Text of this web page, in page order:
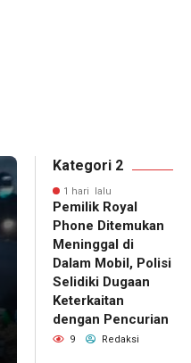
Kategori 2
1 hari lalu
Pemilik Royal
Phone Ditemukan
Meninggal di
Dalam Mobil, Polisi
Selidiki Dugaan
Keterkaitan
dengan Pencurian
9 Redaksi